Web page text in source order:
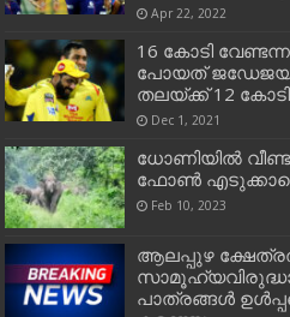
Apr 22, 2022
16 കോടി
പോയത്
തലയ്ക്ക് 12 കോടി
Dec 1, 2021
ധോണിയിൽ വീണ്ടും
ഫോൺ
Feb 10, 2023
ആലപ്പുഴ
പാത്രങ്ങള്‍